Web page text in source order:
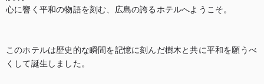
心に響く平和の物語を刻む、広島の誇るホテルへようこそ。
このホテルは歴史的な瞬間を記憶に刻んだ樹木と共に平和を願うべ
くして誕生しました。